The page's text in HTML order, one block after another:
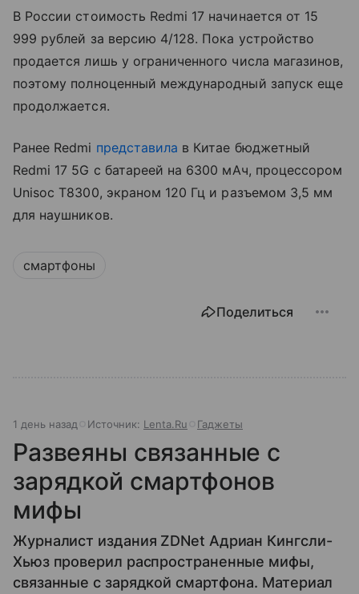
В России стоимость Redmi 17 начинается от 15
999 рублей за версию 4/128. Пока устройство
продается лишь у ограниченного числа магазинов,
поэтому полноценный международный запуск еще
продолжается.
Ранее Redmi представила в Китае бюджетный
Redmi 17 5G с батареей на 6300 мАч, процессором
Unisoc T8300, экраном 120 Гц и разъемом 3,5 мм
для наушников.
смартфоны
Поделиться
1 день назад Источник: Lenta.Ru Гаджеты
Развеяны связанные с
зарядкой смартфонов
мифы
Журналист издания ZDNet Адриан Кингсли-
Хьюз проверил распространенные мифы,
связанные с зарядкой смартфона. Материал